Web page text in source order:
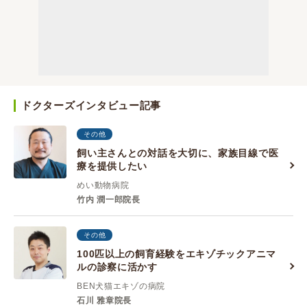
ドクターズインタビュー記事
その他
飼い主さんとの対話を大切に、家族目線で医
療を提供したい
めい動物病院
竹内 潤一郎院長
その他
100匹以上の飼育経験をエキゾチックアニマ
ルの診察に活かす
BEN犬猫エキゾの病院
石川 雅章院長